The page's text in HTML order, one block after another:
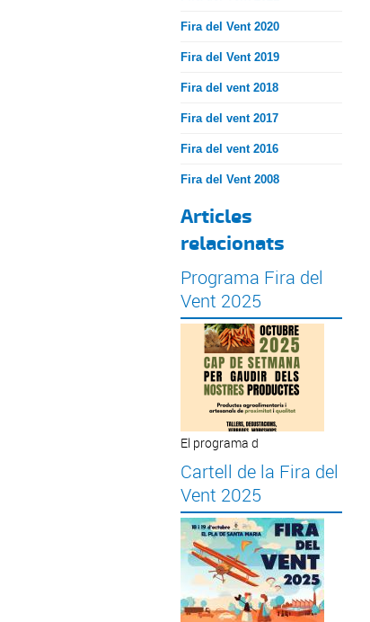
Fira del Vent 2020
Fira del Vent 2019
Fira del vent 2018
Fira del vent 2017
Fira del vent 2016
Fira del Vent 2008
Articles
relacionats
Programa Fira del
Vent 2025
El programa d
Cartell de la Fira del
Vent 2025